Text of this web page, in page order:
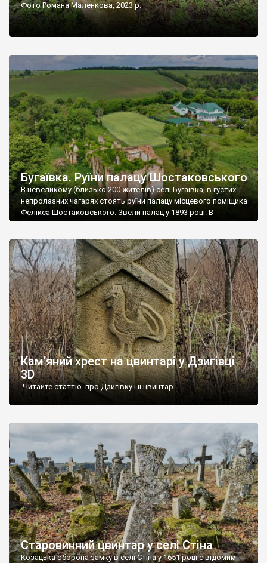
Фото Романа Маленкова, 2023 р.
Бугаївка. Руїни палацу Шостаковського
В невеликому (близько 200 жителів) селі Бугаївка, в густих
непролазних чагарях стоять руїни палацу місцевого поміщика
Фелікса Шостаковського. Звели палац у 1893 році. В
радянський період у ньому спочатку містилася школа, потім
століття тут розмістили туберкульозну лікарню. Коли із
палацу виїхала лікарня – ми точно не […]
Кам’яний хрест на цвинтарі у Дзигівці
3D
Читайте статтю про Дзигівку і її цвинтар
Старовинний цвинтар у селі Стіна
Козацька оборона замку в селі Стіна у 1651 році є відомим